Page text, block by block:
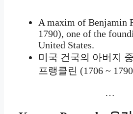
A maxim of Benjamin
1790), one of the
United States.
미국 건국의 아버지
프랭클린 (1706 ~
…